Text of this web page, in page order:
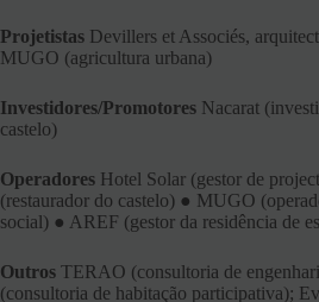
Projetistas Devillers et Associés,
MUGO (agricultura urbana)
Investidores/Promotores Nacarat
castelo)
Operadores Hotel Solar (gestor de
(restaurador do castelo) ● MUGO
social) ● AREF (gestor da residência de
Outros TERAO (consultoria de
(consultoria de habitação participativa);